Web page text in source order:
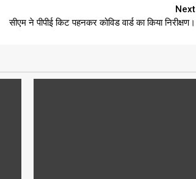
Next
सीएम ने पीपीई किट पहनकर कोविड वार्ड का किया निरीक्षण।